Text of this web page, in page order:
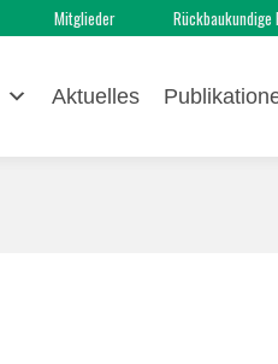
Mitglieder Rückbaukundige
Aktuelles